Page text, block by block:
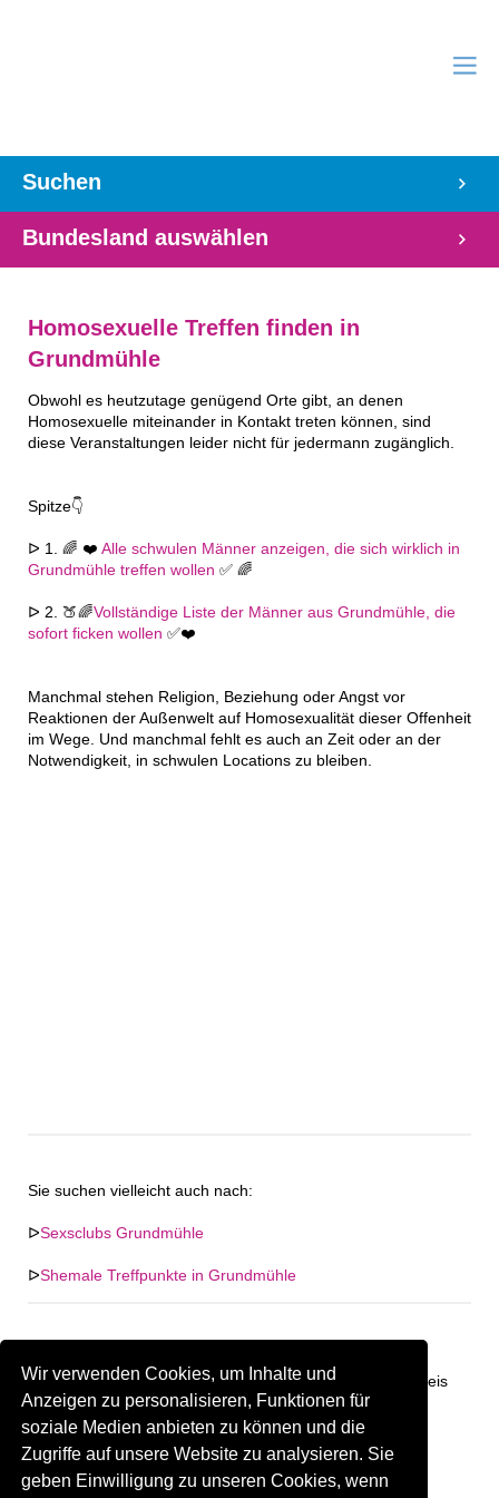
Wir verwenden Cookies, um Inhalte und
Anzeigen zu personalisieren, Funktionen für
soziale Medien anbieten zu können und die
Zugriffe auf unsere Website zu analysieren. Sie
geben Einwilligung zu unseren Cookies, wenn
Suchen
Bundesland auswählen
Homosexuelle Treffen finden in
Grundmühle
Obwohl es heutzutage genügend Orte gibt, an denen
Homosexuelle miteinander in Kontakt treten können, sind
diese Veranstaltungen leider nicht für jedermann zugänglich.
Spitze👇
ᐅ 1. 🌈 ❤️ Alle schwulen Männer anzeigen, die sich wirklich in
Grundmühle treffen wollen ✅ 🌈
ᐅ 2. 🍑🌈Vollständige Liste der Männer aus Grundmühle, die
sofort ficken wollen ✅❤️
Manchmal stehen Religion, Beziehung oder Angst vor
Reaktionen der Außenwelt auf Homosexualität dieser Offenheit
im Wege. Und manchmal fehlt es auch an Zeit oder an der
Notwendigkeit, in schwulen Locations zu bleiben.
Sie suchen vielleicht auch nach:
ᐅSexsclubs Grundmühle
ᐅShemale Treffpunkte in Grundmühle
Keine Firma in "Grundmühle" gefunden. Firmen im Umkreis
von "Grundmühle".
253.40 km Gay Treffpunkt Greiz
Sind Sie oder kennen Sie eine(n) Gay Treffpunkt in